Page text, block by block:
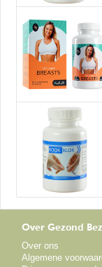
Over Gezond
Over ons
Algemene